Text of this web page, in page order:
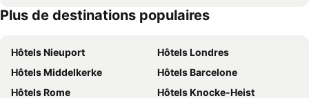
Hôtels Belgique
Hôtels Ardennes belges
Plus de destinations populaires
Hôtels Nieuport
Hôtels Londres
Hôtels Middelkerke
Hôtels Barcelone
Hôtels Rome
Hôtels Knocke-Heist